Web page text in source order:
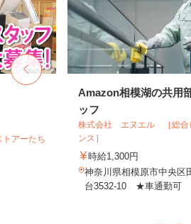
アーたち
Amazon相模湖の共用
ッフ
株式会社 エヌエル ［総合
ンス］
時給1,300円
神奈川県相模原市中央区
台3532-10 ★車通勤可